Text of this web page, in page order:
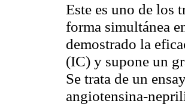
Este es uno de los
forma simultánea
demostrado la
(IC) y supone un
Se trata de un
angiotensina-